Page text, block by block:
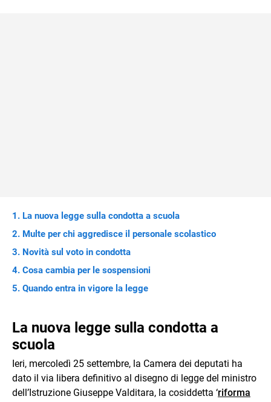
La nuova legge sulla condotta a scuola
Multe per chi aggredisce il personale scolastico
Novità sul voto in condotta
Cosa cambia per le sospensioni
Quando entra in vigore la legge
La nuova legge sulla condotta a
scuola
Ieri, mercoledì 25 settembre, la Camera dei deputati ha
dato il via libera definitivo al disegno di legge del ministro
dell’Istruzione Giuseppe Valditara, la cosiddetta ‘riforma